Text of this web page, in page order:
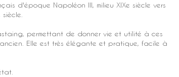
d'époque Napoléon III, milieu XIXe siècle vers
, permettant de donner vie et utilité à ces
Elle est très élégante et pratique, facile à